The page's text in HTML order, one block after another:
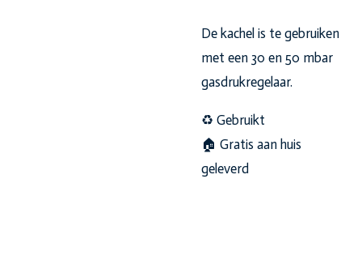
De kachel is te gebruiken
met een 30 en 50 mbar
gasdrukregelaar.
♻️ Gebruikt
🏠 Gratis aan huis
geleverd